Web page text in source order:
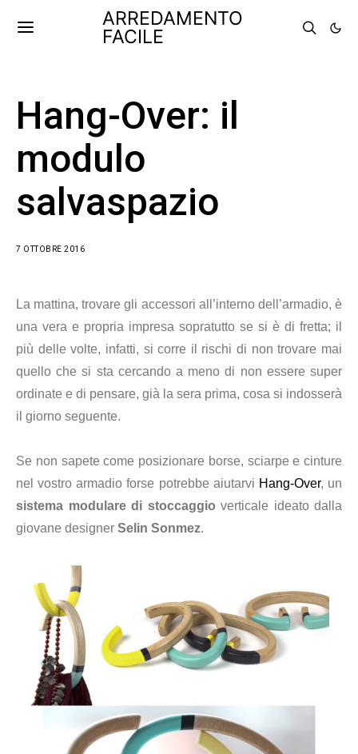
ARREDAMENTO
FACILE
Hang-Over: il
modulo
salvaspazio
7 OTTOBRE 2016
La mattina, trovare gli accessori all’interno dell’armadio, è
una vera e propria impresa sopratutto se si è di fretta; il
più delle volte, infatti, si corre il rischi di non trovare mai
quello che si sta cercando a meno di non essere super
ordinate e di pensare, già la sera prima, cosa si indosserà
il giorno seguente.
Se non sapete come posizionare borse, sciarpe e cinture
nel vostro armadio forse potrebbe aiutarvi Hang-Over, un
sistema modulare di stoccaggio verticale ideato dalla
giovane designer Selin Sonmez.